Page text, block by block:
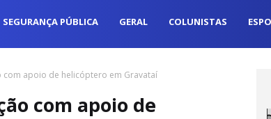
SEGURANÇA PÚBLICA GERAL COLUNISTAS
apoio de helicóptero em Gravataí
com apoio de